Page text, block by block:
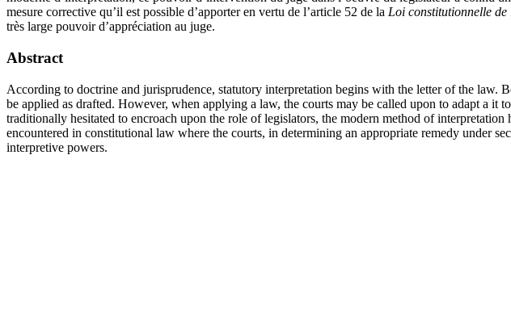
mesure corrective qu’il est possible d’apporter en vertu de l’article 52 de la Loi constitutionnelle de
très large pouvoir d’appréciation au juge.
Abstract
According to doctrine and jurisprudence, statutory interpretation begins with the letter of the
be applied as drafted. However, when applying a law, the courts may be called upon to adapt a
traditionally hesitated to encroach upon the role of legislators, the modern method of
encountered in constitutional law where the courts, in determining an appropriate remedy under
interpretive powers.